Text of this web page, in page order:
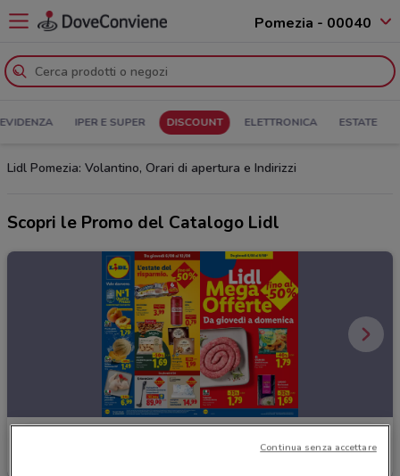
Pomezia - 00040
IPER E SUPER DISCOUNT ELETTRONICA ESTATE
Lidl Pomezia: Volantino, Orari di apertura e Indirizzi
Scopri le Promo del Catalogo Lidl
Continua senza accettare